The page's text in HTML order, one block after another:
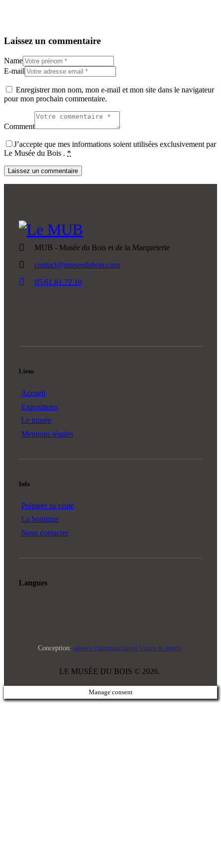
Laissez un commentaire
Name
E-mail
Enregistrer mon nom, mon e-mail et mon site dans le navigateur
pour mon prochain commentaire.
Comment
J’accepte que mes informations soient utilisées exclusivement par
Le Musée du Bois . *
MUB - Musée du Bois et de la Marqueterie
contact@museedubois.com
05.61.81.72.10
Liens
Accueil
Expositions
Le musée
Mentions légales
Info
Préparer sa visite
La boutique
Nous contacter
Langues
Conception: agence communication loisirs et sports
LE MUSÉE DU BOIS © 2026.
Manage consent